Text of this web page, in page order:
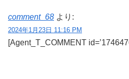
comment_68 より:
2024年1月23日 11:16 PM
[Agent_T_COMMENT